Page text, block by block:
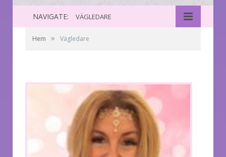
NAVIGATE: VÄGLEDARE
Hem » Vägledare